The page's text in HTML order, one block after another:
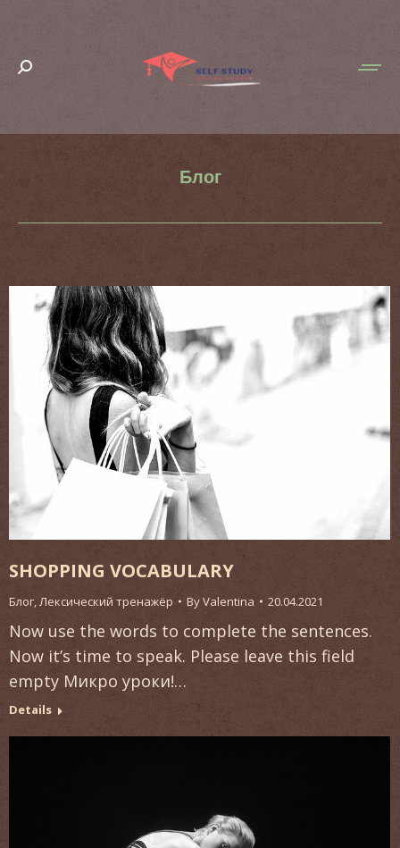
Search:
Блог
SHOPPING VOCABULARY
Блог,Лексический тренажёр ByValentina 20.04.2021
Now use the words to complete the sentences.
Now it’s time to speak. Please leave this field
empty Микро уроки!…
Details